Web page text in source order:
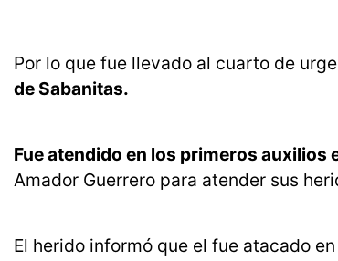
Por lo que fue llevado al cuarto de
de Sabanitas.
Fue atendido en los primeros auxilios
Amador Guerrero para atender sus
El herido informó que el fue atacado